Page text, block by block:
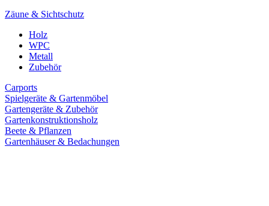
Zäune & Sichtschutz
Holz
WPC
Metall
Zubehör
Carports
Spielgeräte & Gartenmöbel
Gartengeräte & Zubehör
Gartenkonstruktionsholz
Beete & Pflanzen
Gartenhäuser & Bedachungen